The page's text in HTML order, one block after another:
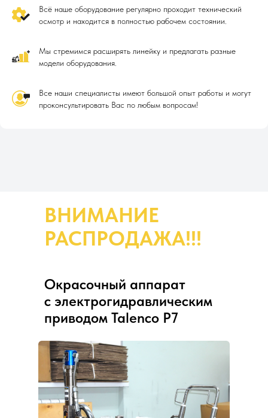
Всё наше оборудование регулярно проходит технический
осмотр и находится в полностью рабочем состоянии.
Мы стремимся расширять линейку и предлагать разные
модели оборудования.
Все наши специалисты имеют большой опыт работы и могут
проконсультировать Вас по любым вопросам!
ВНИМАНИЕ
РАСПРОДАЖА!!!
Окрасочный аппарат
с электрогидравлическим
приводом Talenco P7